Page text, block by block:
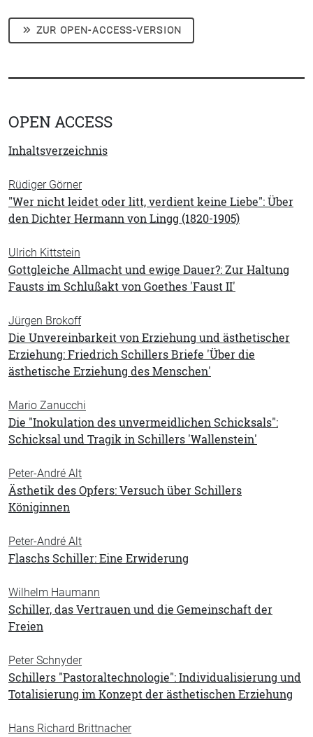
ZUR OPEN-ACCESS-VERSION
OPEN ACCESS
Inhaltsverzeichnis
Rüdiger Görner
"Wer nicht leidet oder litt, verdient keine Liebe": Über
den Dichter Hermann von Lingg (1820-1905)
Ulrich Kittstein
Gottgleiche Allmacht und ewige Dauer?: Zur Haltung
Fausts im Schlußakt von Goethes 'Faust II'
Jürgen Brokoff
Die Unvereinbarkeit von Erziehung und ästhetischer
Erziehung: Friedrich Schillers Briefe 'Über die
ästhetische Erziehung des Menschen'
Mario Zanucchi
Die "Inokulation des unvermeidlichen Schicksals":
Schicksal und Tragik in Schillers 'Wallenstein'
Peter-André Alt
Ästhetik des Opfers: Versuch über Schillers
Königinnen
Peter-André Alt
Flaschs Schiller: Eine Erwiderung
Wilhelm Haumann
Schiller, das Vertrauen und die Gemeinschaft der
Freien
Peter Schnyder
Schillers "Pastoraltechnologie": Individualisierung und
Totalisierung im Konzept der ästhetischen Erziehung
Hans Richard Brittnacher